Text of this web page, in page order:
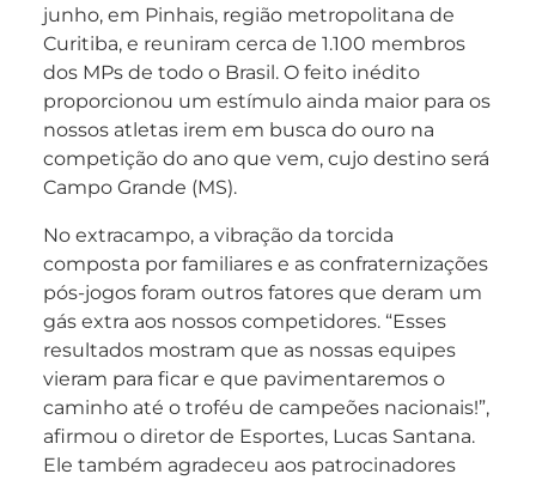
junho, em Pinhais, região metropolitana de
Curitiba, e reuniram cerca de 1.100 membros
dos MPs de todo o Brasil. O feito inédito
proporcionou um estímulo ainda maior para os
nossos atletas irem em busca do ouro na
competição do ano que vem, cujo destino será
Campo Grande (MS).
No extracampo, a vibração da torcida
composta por familiares e as confraternizações
pós-jogos foram outros fatores que deram um
gás extra aos nossos competidores. “Esses
resultados mostram que as nossas equipes
vieram para ficar e que pavimentaremos o
caminho até o troféu de campeões nacionais!”,
afirmou o diretor de Esportes, Lucas Santana.
Ele também agradeceu aos patrocinadores